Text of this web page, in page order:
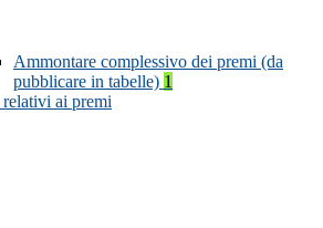
Ammontare complessivo dei premi (da
pubblicare in tabelle) 1
ai premi